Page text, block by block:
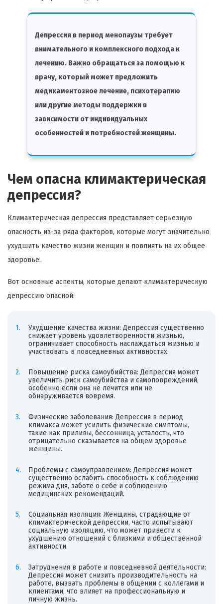
Депрессия в период менопаузы требует
внимательного и комплексного подхода к
лечению. Важно обращаться за помощью к
врачу, который может предложить
медикаментозное лечение, психотерапию
или другие методы поддержки в
зависимости от индивидуальных
особенностей и потребностей женщины.
Чем опасна климактерическая
депрессия?
Климактерическая депрессия представляет серьезную
опасность из-за ряда факторов, которые могут значительно
ухудшить качество жизни женщин и повлиять на их общее
здоровье.
Вот основные аспекты, которые делают климактерическую
депрессию опасной:
Ухудшение качества жизни: Депрессия существенно
снижает уровень удовлетворенности жизнью,
ограничивает способность наслаждаться жизнью и
участвовать в повседневных активностях.
Повышение риска самоубийства: Депрессия может
увеличить риск самоубийства и самоповреждений,
особенно если она не лечится или не
обнаруживается вовремя.
Физические заболевания: Депрессия в период
климакса может усилить физические симптомы,
такие как приливы, бессонница, усталость, что
отрицательно сказывается на общем здоровье
женщины.
Проблемы с самоуправлением: Депрессия может
существенно ослабить способность к соблюдению
режима дня, заботе о себе и соблюдению
медицинских рекомендаций.
Социальная изоляция: Женщины, страдающие от
климактерической депрессии, часто испытывают
социальную изоляцию, что может привести к
ухудшению отношений с близкими и общественной
активности.
Затруднения в работе и повседневной деятельности:
Депрессия может снизить производительность на
работе, вызвать проблемы в общении с коллегами и
клиентами, что влияет на профессиональную и
личную жизнь.